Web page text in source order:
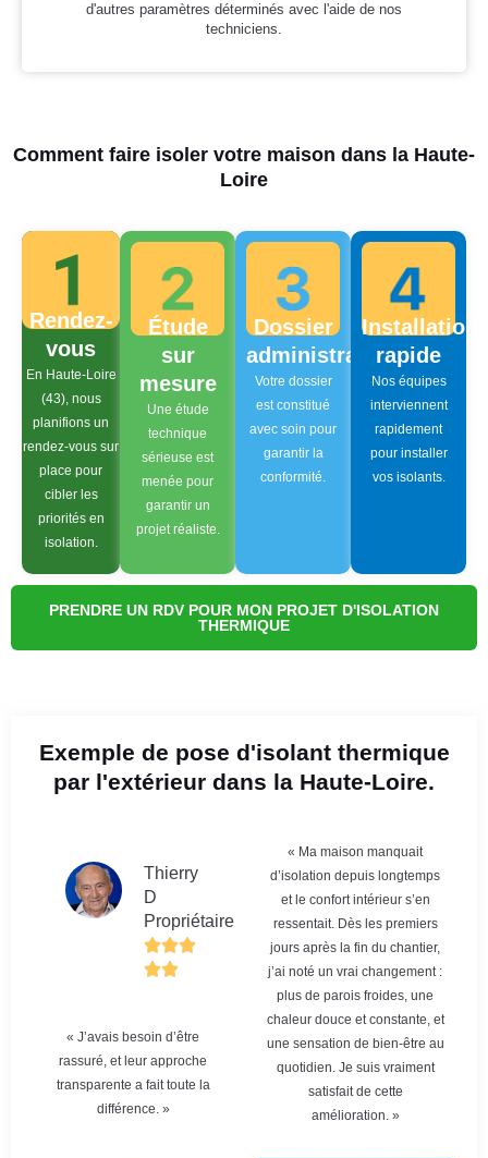
d'autres paramètres déterminés avec l'aide de nos
techniciens.
Comment faire isoler votre maison dans la Haute-
Loire
Rendez-
vous
En Haute-Loire
(43), nous
planifions un
rendez-vous sur
place pour
cibler les
priorités en
isolation.
Étude
sur
mesure
Une étude
technique
sérieuse est
menée pour
garantir un
projet réaliste.
Dossier
administratif
Votre dossier
est constitué
avec soin pour
garantir la
conformité.
Installation
rapide
Nos équipes
interviennent
rapidement
pour installer
vos isolants.
PRENDRE UN RDV POUR MON PROJET D'ISOLATION
THERMIQUE
Exemple de pose d'isolant thermique
par l'extérieur dans la Haute-Loire.
Thierry
D
Propriétaire
« J’avais besoin d’être
rassuré, et leur approche
transparente a fait toute la
différence. »
« Ma maison manquait
d’isolation depuis longtemps
et le confort intérieur s’en
ressentait. Dès les premiers
jours après la fin du chantier,
j’ai noté un vrai changement :
plus de parois froides, une
chaleur douce et constante, et
une sensation de bien-être au
quotidien. Je suis vraiment
satisfait de cette
amélioration. »